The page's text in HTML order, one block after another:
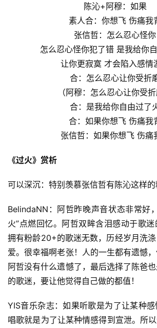
陈沁+阿穆：如果
素人合：你想飞 伤痛我
张信哲：怎么忍心怪你
怎么忍心怪你犯了错 是我给你
让你更寂寞 才会陷入感情
合：怎么忍心让你受折
（阿穆：怎么忍心让你受折
合：是我给你自由过了
合：如果你想飞 伤痛我
张信哲：如果你想飞 伤痛
《过火》赏析
可以深沉：特别羡慕张信哲有陈沁这样的
BelindaNN：阿哲昨晚声音状态非常好
火”点燃回忆。阿哲双眸含泪感动于歌
拥有粉龄20+的歌迷无数，历经岁月洗
爱。很幸福啊老张！人的一生都有遗憾，
阿哲没有什么遗憾了，最后选择了陈爸
的歌迷，要让他觉得自己做的都值！
YIS音乐杂志：如果听歌是为了让某种
唱歌就是为了让某种情感得到宣泄。所以